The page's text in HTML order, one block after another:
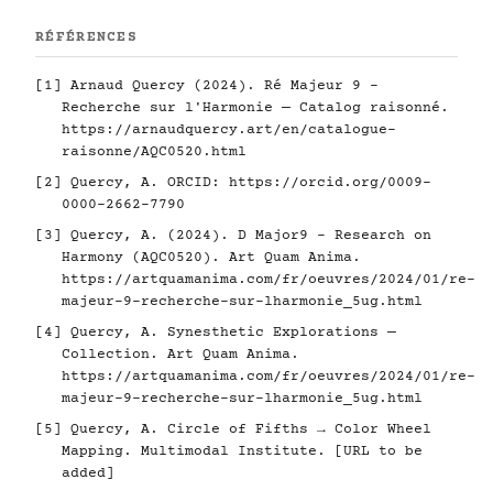
RÉFÉRENCES
[1] Arnaud Quercy (2024). Ré Majeur 9 -
Recherche sur l'Harmonie — Catalog raisonné.
https://arnaudquercy.art/en/catalogue-
raisonne/AQC0520.html
[2] Quercy, A. ORCID: https://orcid.org/0009-
0000-2662-7790
[3] Quercy, A. (2024). D Major9 - Research on
Harmony (AQC0520). Art Quam Anima.
https://artquamanima.com/fr/oeuvres/2024/01/re-
majeur-9-recherche-sur-lharmonie_5ug.html
[4] Quercy, A. Synesthetic Explorations —
Collection. Art Quam Anima.
https://artquamanima.com/fr/oeuvres/2024/01/re-
majeur-9-recherche-sur-lharmonie_5ug.html
[5] Quercy, A. Circle of Fifths → Color Wheel
Mapping. Multimodal Institute. [URL to be
added]